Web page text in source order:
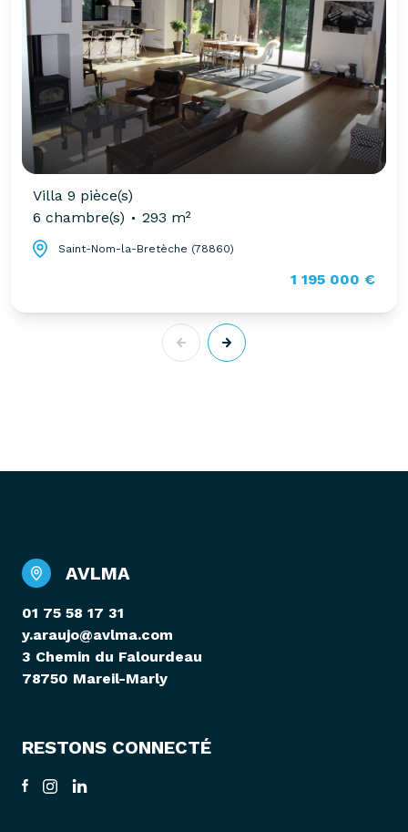
Villa 9 pièce(s)
6 chambre(s)
293 m²
Saint-Nom-la-Bretèche (78860)
1 195 000 €
AVLMA
01 75 58 17 31
y.araujo@avlma.com
3 Chemin du Falourdeau
78750 Mareil-Marly
RESTONS CONNECTÉ